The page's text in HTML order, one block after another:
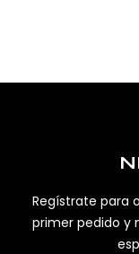
Regístrate para
primer pedido y